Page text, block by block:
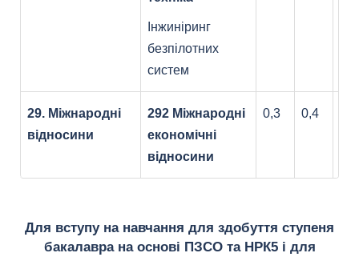
Інжиніринг
безпілотних
систем
29. Міжнародні
відносини
292 Міжнародні
економічні
відносини
0,3 0,4
Для вступу на навчання для здобуття ступеня
бакалавра на основі ПЗСО та НРК5 і для